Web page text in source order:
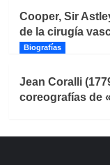
Cooper, Sir
de la cirugía
Biografías
Jean Coralli
coreografías de